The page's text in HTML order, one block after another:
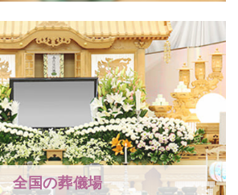
全国の葬儀場